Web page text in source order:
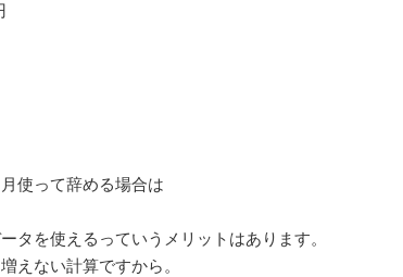
使って辞める場合は
タを使えるっていうメリットはあります。
えない計算ですから。